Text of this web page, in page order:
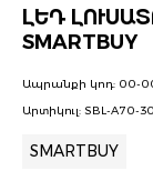
ԼԵԴ
SMARTBUY
Ապրանքի կոդ: 00-
Արտիկուլ: SBL-A70-
SMARTBUY